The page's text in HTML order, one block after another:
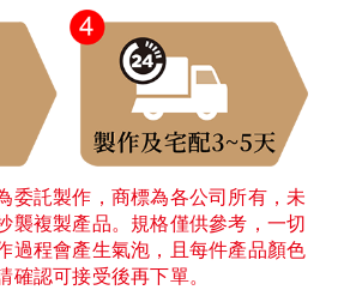
委託製作，商標為各公司所有，未
襲複製產品。規格僅供參考，一切
過程會產生氣泡，且每件產品顏色
確認可接受後再下單。